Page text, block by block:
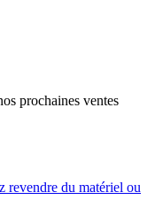
prochaines ventes